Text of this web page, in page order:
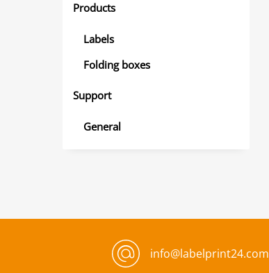
Products
Labels
Folding boxes
Support
General
info@labelprint24.com